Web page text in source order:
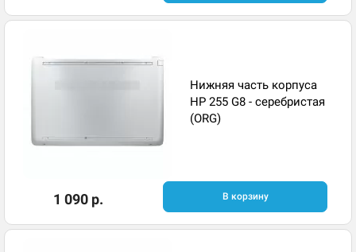
Нижняя часть корпуса
HP 255 G8 - серебристая
(ORG)
1 090 р. В корзину